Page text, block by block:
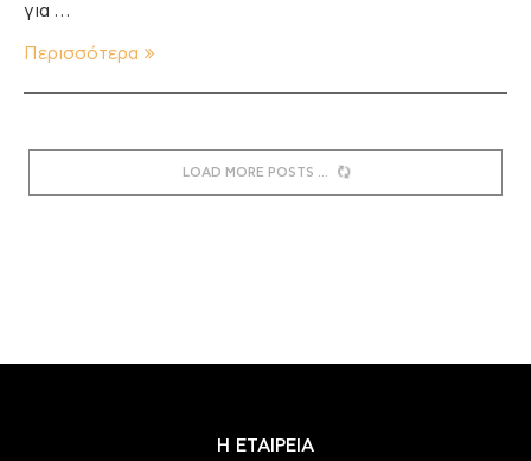
για …
Περισσότερα
LOAD MORE POSTS
Η ΕΤΑΙΡΕΙΑ